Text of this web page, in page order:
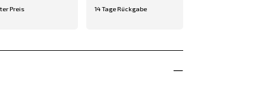
Preis 14 Tage Rückgabe